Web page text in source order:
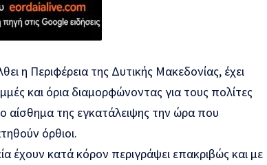
η Περιφέρεια της Δυτικής Μακεδονίας, έχει
και όρια διαμορφώνοντας για τους πολίτες
αίσθημα της εγκατάλειψης την ώρα που
όρθιοι.
έχουν κατά κόρον περιγράψει επακριβώς και με